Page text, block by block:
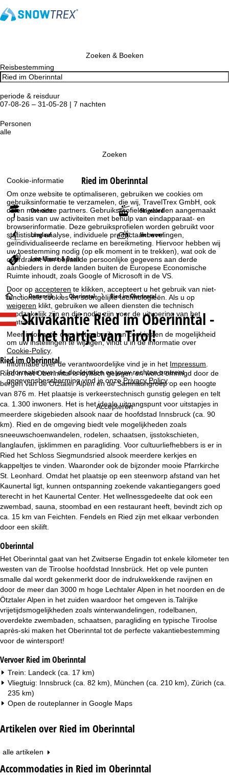
Cookie-informatie
Om onze website te optimaliseren, gebruiken we cookies om
gebruiksinformatie te verzamelen, die wij, TravelTrex GmbH, ook
delen met onze partners. Gebruiksprofielen worden aangemaakt
op basis van uw activiteiten met behulp van eindapparaat- en
browserinformatie. Deze gebruiksprofielen worden gebruikt voor
statistische analyse, individuele productaanbevelingen,
geïndividualiseerde reclame en bereikmeting. Hiervoor hebben wij
uw toestemming nodig (op elk moment in te trekken), wat ook de
overdracht van bepaalde persoonlijke gegevens aan derde
aanbieders in derde landen buiten de Europese Economische
Ruimte inhoudt, zoals Google of Microsoft in de VS.
Door opaccepteren te klikken, accepteert u het gebruik van niet-
functionele cookies en soortgelijke technologieën. Als u op
weigeren klikt, gebruiken we alleen diensten die technisch
noodzakelijk zijn en die nodig zijn voor de uitvoering van het
contract.
Meer informatie over het gebruik van cookies en de mogelijkheid
om uw instellingen te wijzigen, vindt u in de informatie over
Cookie-Policy
Informatie over de verantwoordelijke vind je in het Impressum
Informatie over de doeleinden en jouw rechten omtrent
gegevensbescherming vind je onze Privacy Policy
Accepteren
Zoeken & Boeken
Reisbestemming
periode & reisduur
07-08-26 – 31-05-28 | 7 nachten
Personen
alle
Zoeken
Ried im Oberinntal
Overzicht Skigebied
Langlauf Het weer
Last-Minute & Deals
S
t
a
r
t
p
a
g
i
n
a
Oostenrijk Oberinntal Ried im Oberinntal
SkivakantieRied im Oberinntal -
In het hartje van Tirol!
Ried im Oberinntal
Ried in het Oberinntal is idyllisch gelegen en wordt omringd door de
bergen van de Ötztaler Alpen en de Samnaungroep op een hoogte
van 876 m. Het plaatsje is verkeerstechnisch gunstig gelegen en telt
ca. 1.300 inwoners. Het is het ideale uitgangspunt voor uitstapjes in
meerdere skigebieden alsook naar de hoofdstad Innsbruck (ca. 90
km). Ried en de omgeving biedt vele mogelijkheden zoals
sneeuwschoenwandelen, rodelen, schaatsen, ijsstokschieten,
langlaufen, ijsklimmen en paragliding. Voor cultuurliefhebbers is er in
Ried het Schloss Siegmundsried alsook meerdere kerkjes en
kappeltjes te vinden. Waaronder ook de bijzonder mooie Pfarrkirche
St. Leonhard. Omdat het plaatsje op een steenworp afstand van het
Kaunertal ligt, kunnen ontspanning zoekende vakantiegangers goed
terecht in het Kaunertal Center. Het wellnessgedeelte dat ook een
zwembad, sauna, stoombad en een restaurant heeft, bevindt zich op
ca. 15 km van Feichten. Fendels en Ried zijn met elkaar verbonden
door een skilift.
Oberinntal
Het Oberinntal gaat van het Zwitserse Engadin tot enkele kilometer ten
westen van de Tiroolse hoofdstad Innsbrück. Het op vele punten
smalle dal wordt gekenmerkt door de indrukwekkende ravijnen en
door de meer dan 3000 m hoge Lechtaler Alpen in het noorden en de
Ötztaler Alpen in het zuiden waardoor het omgeven is.Talrijke
vrijetijdsmogelijkheden zoals winterwandelingen, rodelbanen,
overdekte zwembaden, schaatsen, paragliding en typische Tiroolse
après-ski maken het Oberinntal tot de perfecte vakantiebestemming
voor de wintersport!
Vervoer Ried im Oberinntal
Trein: Landeck (ca. 17 km)
Vliegtuig: Innsbruck (ca. 82 km), München (ca. 210 km), Zürich (ca.
235 km)
Open de routeplanner in Google Maps
Artikelen over Ried im Oberinntal
alle artikelen
Accommodaties in Ried im Oberinntal